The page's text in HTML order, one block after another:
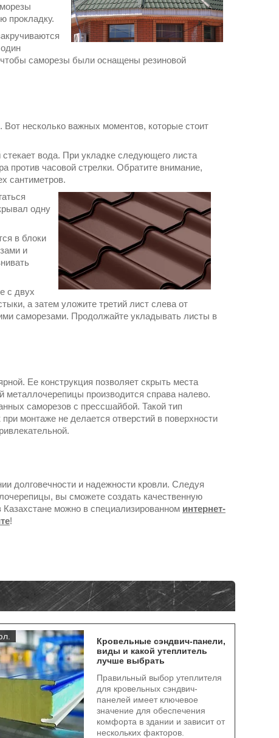
прокладку.
саморезы были оснащены резиновой
несколько важных моментов, которые стоит
вода. При укладке следующего листа
против часовой стрелки. Обратите внимание,
сантиметров.
одну
в блоки
и
с двух
а затем уложите третий лист слева от
саморезами. Продолжайте укладывать листы в
Ее конструкция позволяет скрыть места
металлочерепицы производится справа налево.
саморезов с прессшайбой. Такой тип
монтаже не делается отверстий в поверхности
долговечности и надежности кровли. Следуя
вы сможете создать качественную
можно в специализированном интернет-
!
Кровельные сэндвич-панели,
виды и какой утеплитель
лучше выбрать
Правильный выбор утеплителя
для кровельных сэндвич-
панелей имеет ключевое
значение для обеспечения
комфорта в здании и зависит от
нескольких факторов.